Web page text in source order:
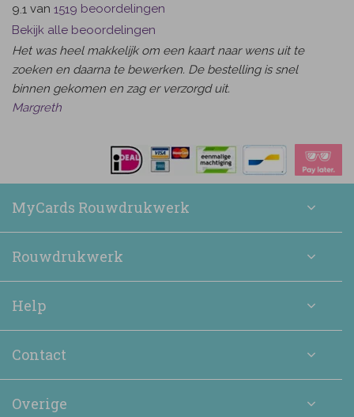
9.1 van 1519 beoordelingen
Bekijk alle beoordelingen
Het was heel makkelijk om een kaart naar wens uit te
zoeken en daarna te bewerken. De bestelling is snel
binnen gekomen en zag er verzorgd uit.
Margreth
MyCards Rouwdrukwerk
Rouwdrukwerk
Help
Contact
Overige